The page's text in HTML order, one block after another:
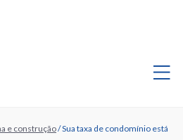
e construção/Sua taxa de condomínio está